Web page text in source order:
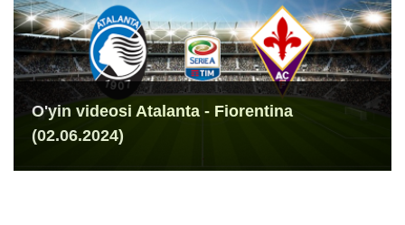
O'yin videosi Atalanta - Fiorentina
(02.06.2024)